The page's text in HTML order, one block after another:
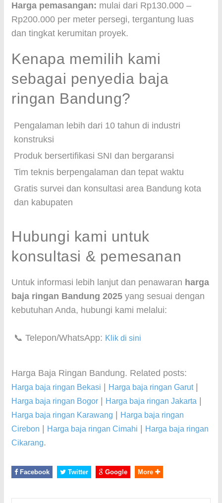
Harga pemasangan: mulai dari Rp130.000 –
Rp200.000 per meter persegi, tergantung luas
dan tingkat kerumitan proyek.
Kenapa memilih kami
sebagai penyedia baja
ringan Bandung?
Pengalaman lebih dari 10 tahun di industri
konstruksi
Produk bersertifikasi SNI dan bergaransi
Tim teknis berpengalaman dan tepat waktu
Gratis survei dan konsultasi area Bandung kota
dan kabupaten
Hubungi kami untuk
konsultasi & pemesanan
Untuk informasi lebih lanjut dan penawaran harga
baja ringan Bandung 2025 yang sesuai dengan
kebutuhan Anda, hubungi kami melalui:
📞 Telepon/WhatsApp: Klik di sini
Harga Baja Ringan Bandung. Related posts:
Harga baja ringan Bekasi Harga baja ringan Garut|
Harga baja ringan Bogor Harga baja ringan Jakarta
Harga baja ringan Karawang
Harga baja ringan
Cirebon
Harga baja ringan Cimahi
Harga baja ringan
Cikarang.
Facebook Twitter Google More